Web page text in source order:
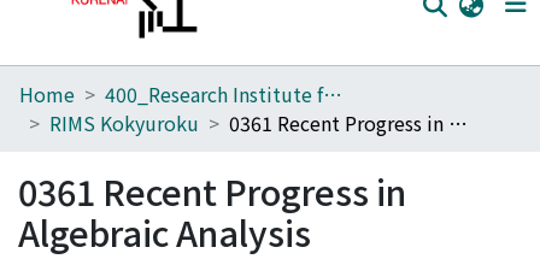
Home
Browse
Download Ranking
Home
400_Research Institute for Mathematical Sciences
RIMS Kokyuroku
0361 Recent Progress in Algebraic Analysis
0361 Recent Progress in
Algebraic Analysis